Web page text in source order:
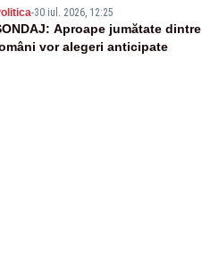
-30 iul. 2026, 12:25
Aproape jumătate dintre
vor alegeri anticipate